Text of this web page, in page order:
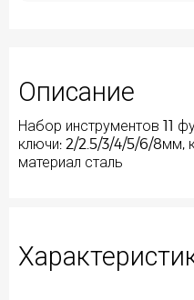
Описание
Набор инструментов 11
ключи: 2/2.5/3/4/5/6/8мм,
материал сталь